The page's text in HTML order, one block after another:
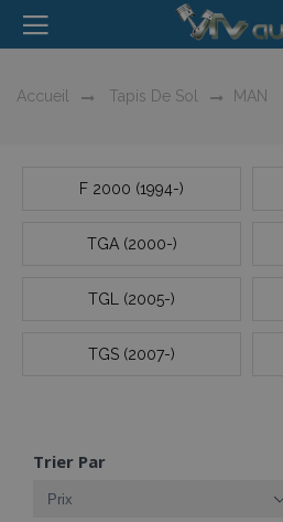
Accueil Tapis De Sol MAN
F 2000 (1994-)
TGA (2000-)
TGL (2005-)
TGS (2007-)
Trier Par